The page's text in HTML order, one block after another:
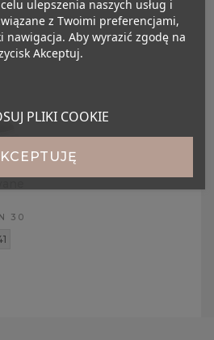
30
ulepszenia naszych usług i
z Twoimi preferencjami,
nawigacja. Aby wyrazić zgodę na
Akceptuj.
PLIKI COOKIE